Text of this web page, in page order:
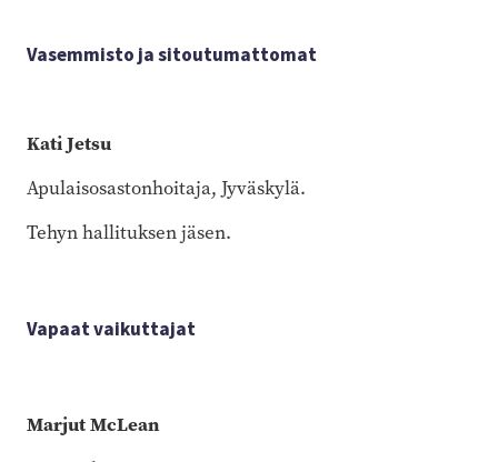
Vasemmisto ja sitoutumattomat
Kati Jetsu
Apulaisosastonhoitaja, Jyväskylä.
Tehyn hallituksen jäsen.
Vapaat vaikuttajat
Marjut McLean